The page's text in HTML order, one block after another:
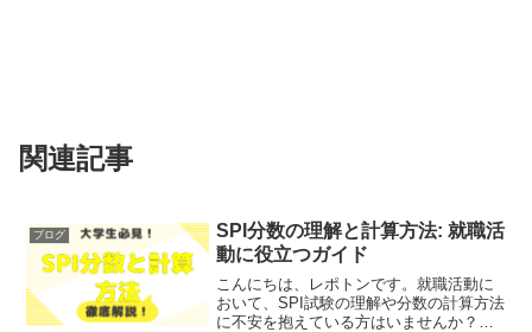
関連記事
ブログ
SPI分数の理解と計算方法: 就職活
動に役立つガイド
こんにちは、レポトンです。就職活動に
おいて、SPI試験の理解や分数の計算方法
に不安を抱えている方はいませんか？そ